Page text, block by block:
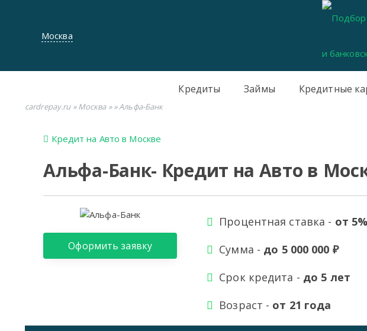
Москва
Кредиты Займы Кредитные
cardrepay.ru»Москва»» Альфа-Банк
Кредит на Авто в Москве
Альфа-Банк- Кредит на Авто в
Оформить заявку
Процентная ставка - от 5%
Сумма - до 5 000 000 ₽
Срок кредита - до 5 лет
Возраст - от 21 года